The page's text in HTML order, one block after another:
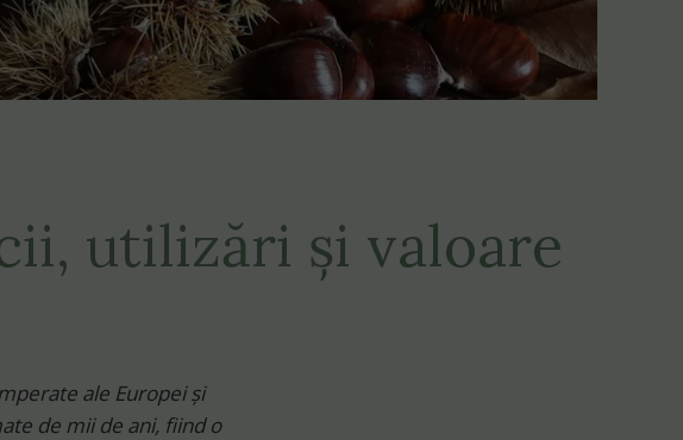
utilizări și valoare
ale Europei și
de mii de ani, fiind o